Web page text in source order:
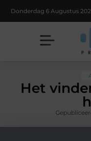
Donderdag 6 Augustus
Het